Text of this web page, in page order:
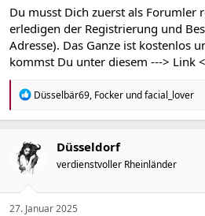
Du musst Dich zuerst als Forumler
erledigen der Registrierung und
Adresse). Das Ganze ist kostenlos
kommst Du unter diesem ---> Link
R
a
t
i
o
e
n
Düsselbär69, Focker undfacial_lover
Düsseldorf
verdienstvoller Rheinländer
27. Januar 2025